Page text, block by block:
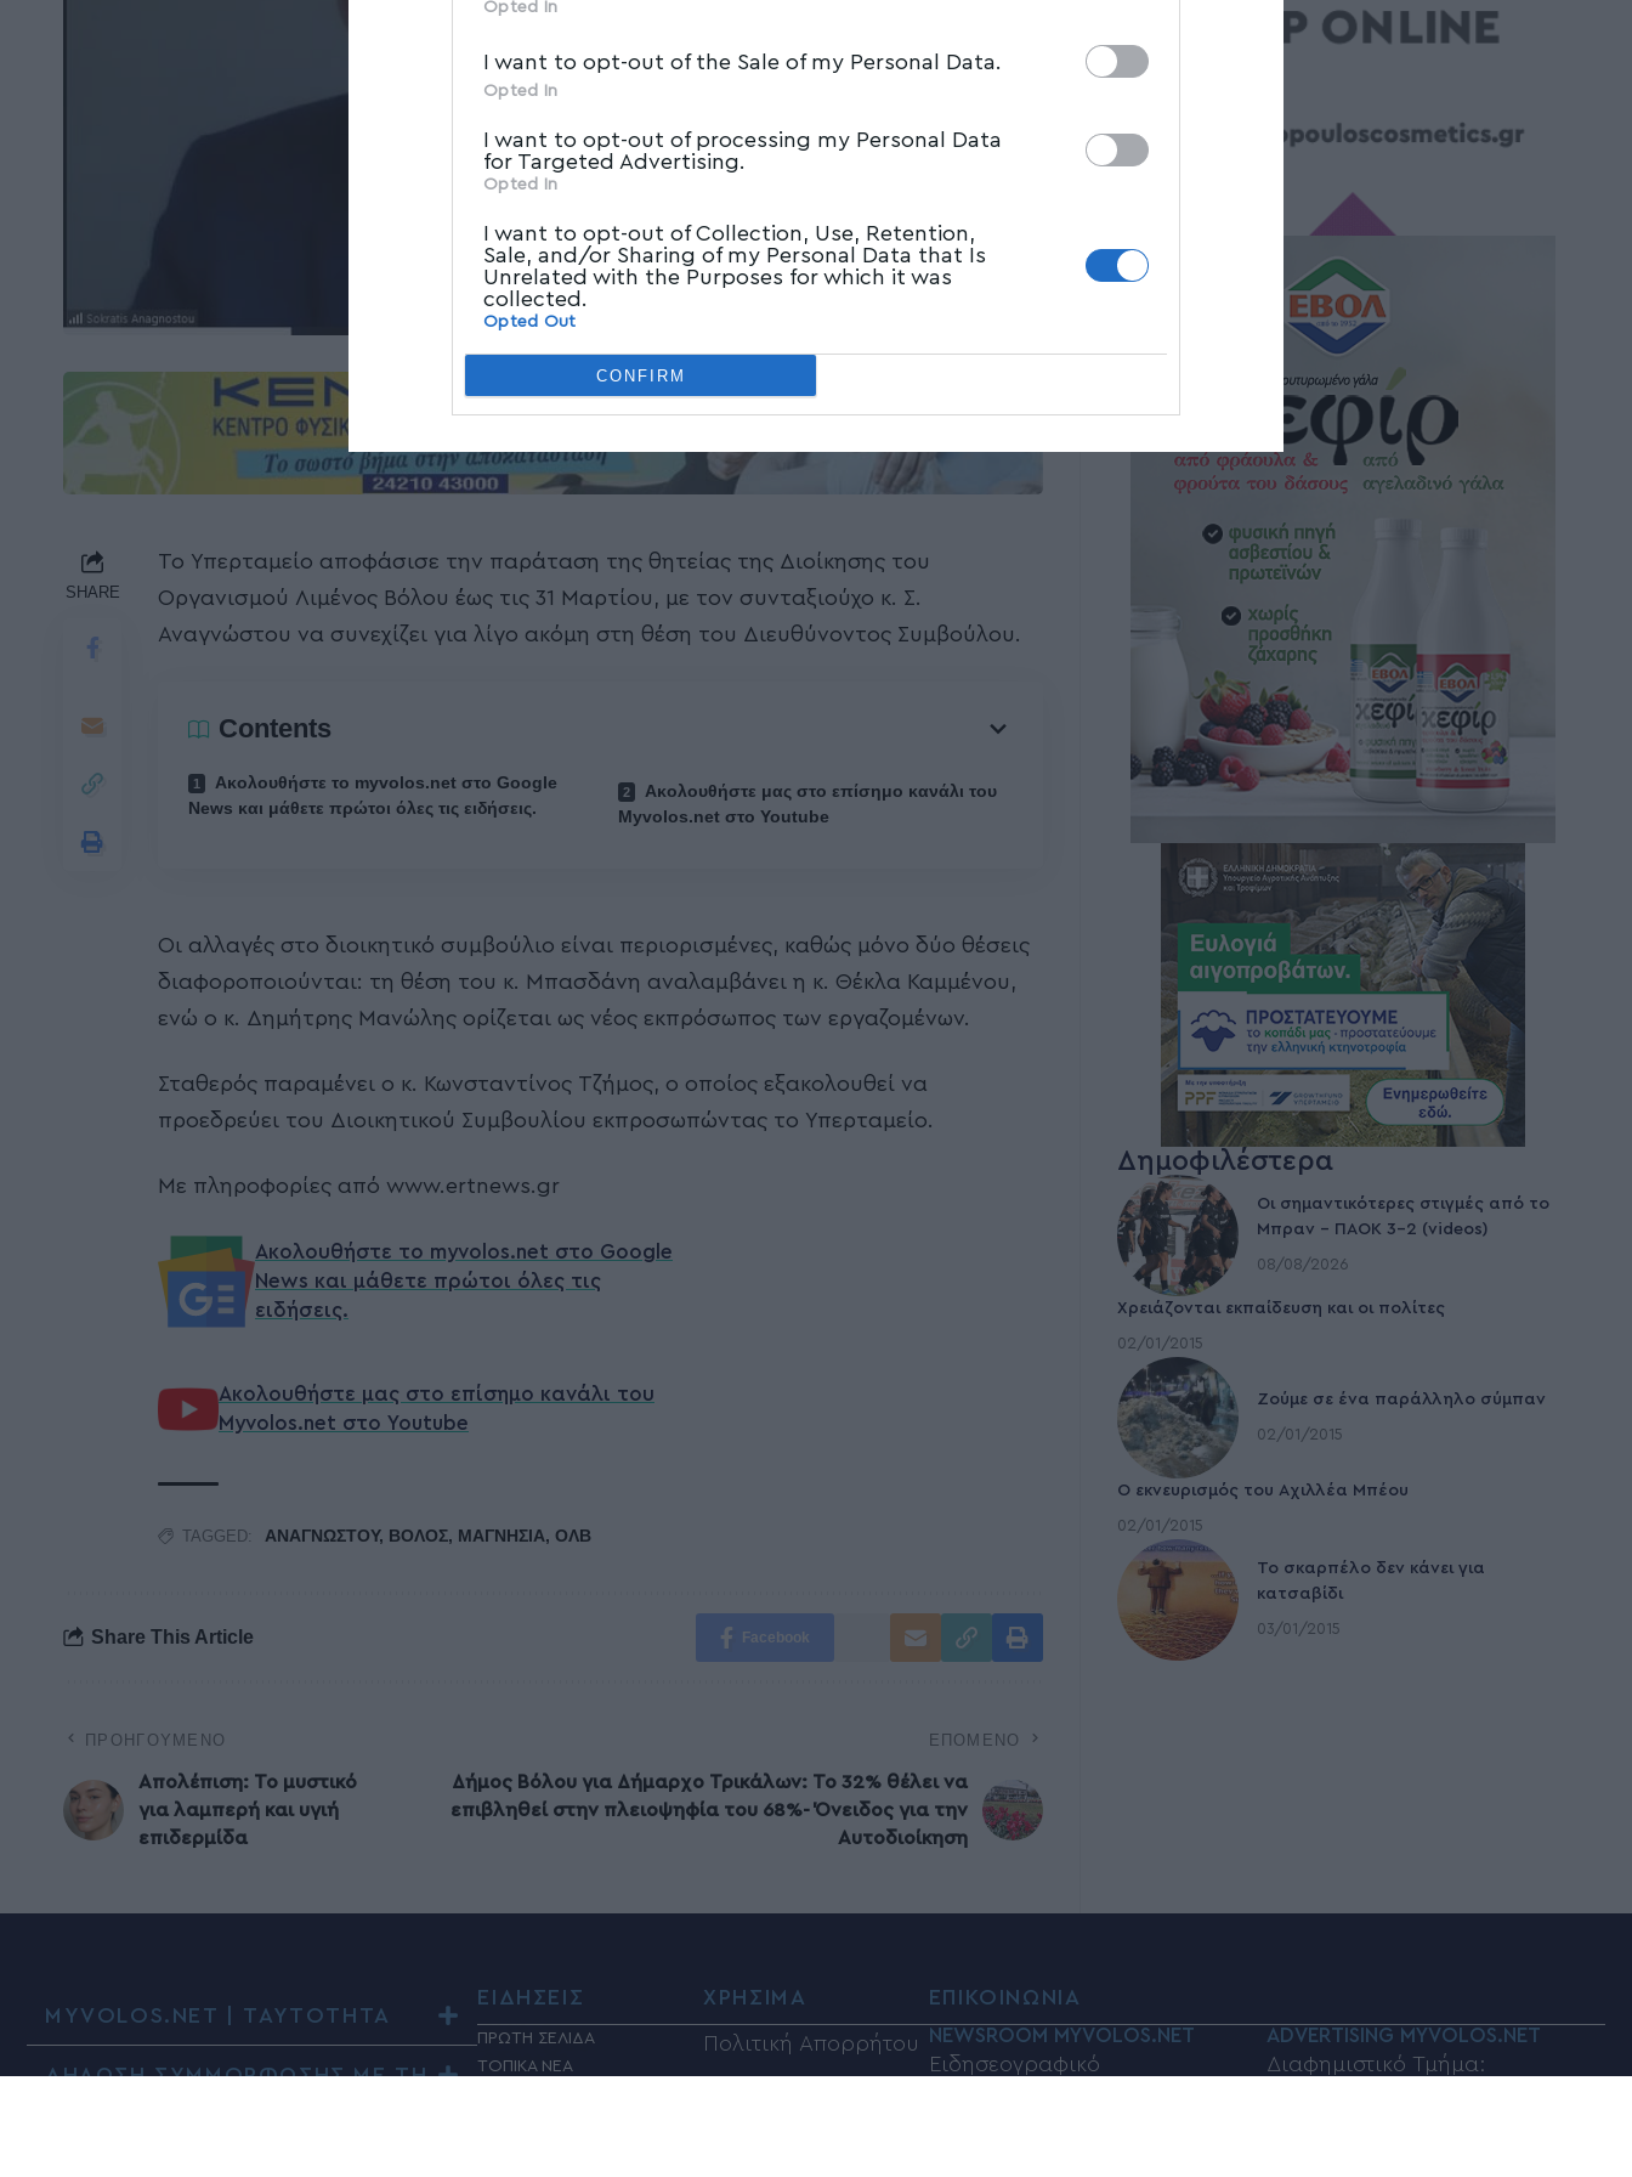
Opted In
I want to opt-out of the Sale of my Personal Data.
Opted In
I want to opt-out of processing my Personal Data
for Targeted Advertising.
Opted In
I want to opt-out of Collection, Use, Retention,
Sale, and/or Sharing of my Personal Data that Is
Unrelated with the Purposes for which it was
collected.
Opted Out
CONFIRM
SHARE
Το Υπερταμείο αποφάσισε την παράταση της θητείας της Διοίκησης του
Οργανισμού Λιμένος Βόλου έως τις 31 Μαρτίου, με τον συνταξιούχο κ. Σ.
Αναγνώστου να συνεχίζει για λίγο ακόμη στη θέση του Διευθύνοντος Συμβούλου.
Contents
Ακολουθήστε το myvolos.net στο Google
News και μάθετε πρώτοι όλες τις ειδήσεις.
Ακολουθήστε μας στο επίσημο κανάλι του
Myvolos.net στο Youtube
Οι αλλαγές στο διοικητικό συμβούλιο είναι περιορισμένες, καθώς μόνο δύο θέσεις
διαφοροποιούνται: τη θέση του κ. Μπασδάνη αναλαμβάνει η κ. Θέκλα Καμμένου,
ενώ ο κ. Δημήτρης Μανώλης ορίζεται ως νέος εκπρόσωπος των εργαζομένων.
Σταθερός παραμένει ο κ. Κωνσταντίνος Τζήμος, ο οποίος εξακολουθεί να
προεδρεύει του Διοικητικού Συμβουλίου εκπροσωπώντας το Υπερταμείο.
Με πληροφορίες από www.ertnews.gr
Ακολουθήστε το myvolos.net στο Google
News και μάθετε πρώτοι όλες τις
ειδήσεις.
Ακολουθήστε μας στο επίσημο κανάλι του
Myvolos.net στο Youtube
TAGGED: ΑΝΑΓΝΩΣΤΟΥ, ΒΟΛΟΣ, ΜΑΓΝΗΣΙΑ, ΟΛΒ
Share This Article Facebook
ΠΡΟΗΓΟΎΜΕΝΟ
Απολέπιση: Το μυστικό
για λαμπερή και υγιή
επιδερμίδα
ΕΠΌΜΕΝΟ
Δήμος Βόλου για Δήμαρχο Τρικάλων: Το 32% θέλει να
επιβληθεί στην πλειοψηφία του 68%- Όνειδος για την
Αυτοδιοίκηση
Δημοφιλέστερα
Οι σημαντικότερες στιγμές από το
Μπραν – ΠΑΟΚ 3-2 (videos)
08/08/2026
Χρειάζονται εκπαίδευση και οι πολίτες
02/01/2015
Ζούμε σε ένα παράλληλο σύμπαν
02/01/2015
Ο εκνευρισμός του Αχιλλέα Μπέου
02/01/2015
To σκαρπέλο δεν κάνει για
κατσαβίδι
03/01/2015
MYVOLOS.NET | ΤΑΥΤΟΤΗΤΑ
ΔΗΛΩΣΗ ΣΥΜΜΟΡΦΩΣΗΣ ΜΕ ΤΗ
ΕΙΔΗΣΕΙΣ
ΠΡΩΤΗ ΣΕΛΙΔΑ
ΤΟΠΙΚΑ ΝΕΑ
ΧΡΗΣΙΜΑ
Πολιτική Απορρήτου
ΕΠΙΚΟΙΝΩΝΙΑ
NEWSROOM MYVOLOS.NET
Ειδησεογραφικό
ADVERTISING MYVOLOS.NET
Διαφημιστικό Τμήμα: